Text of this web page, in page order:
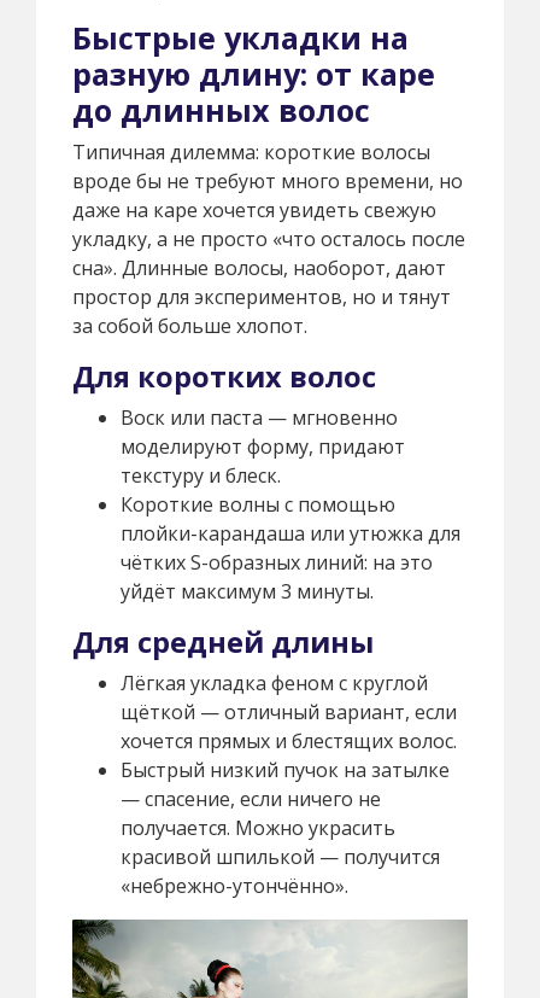
Быстрые укладки на
разную длину: от каре
до длинных волос
Типичная дилемма: короткие волосы
вроде бы не требуют много времени, но
даже на каре хочется увидеть свежую
укладку, а не просто «что осталось после
сна». Длинные волосы, наоборот, дают
простор для экспериментов, но и тянут
за собой больше хлопот.
Для коротких волос
Воск или паста — мгновенно
моделируют форму, придают
текстуру и блеск.
Короткие волны с помощью
плойки-карандаша или утюжка для
чётких S-образных линий: на это
уйдёт максимум 3 минуты.
Для средней длины
Лёгкая укладка феном с круглой
щёткой — отличный вариант, если
хочется прямых и блестящих волос.
Быстрый низкий пучок на затылке
— спасение, если ничего не
получается. Можно украсить
красивой шпилькой — получится
«небрежно-утончённо».